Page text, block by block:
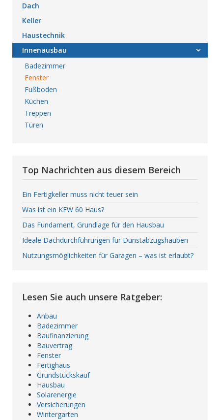
Dach
Keller
Haustechnik
Innenausbau
Badezimmer
Fenster
Fußboden
Küchen
Treppen
Türen
Top Nachrichten aus diesem Bereich
Ein Fertigkeller muss nicht teuer sein
Was ist ein KFW 60 Haus?
Das Fundament, Grundlage für den Hausbau
Ideale Dachdurchführungen für Dunstabzugshauben
Nutzungsmöglichkeiten für Garagen – was ist erlaubt?
Lesen Sie auch unsere Ratgeber:
Anbau
Badezimmer
Baufinanzierung
Bauvertrag
Fenster
Fertighaus
Grundstückskauf
Hausbau
Solarenergie
Versicherungen
Wintergarten